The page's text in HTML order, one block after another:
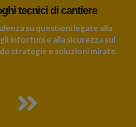
tecnici di cantiere
su questioni legate alla
infortuni e alla sicurezza sul
strategie e soluzioni mirate.